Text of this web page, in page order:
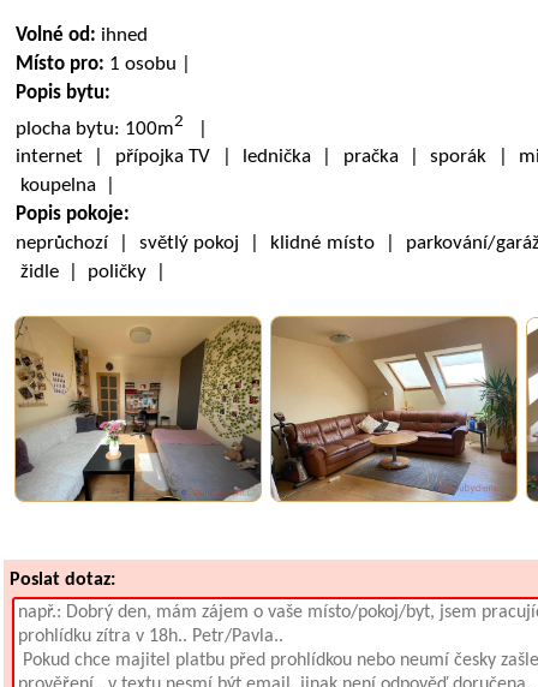
Volné od: ihned
Místo pro: 1 osobu |
Popis bytu:
plocha bytu: 100m2
internet | přípojka TV | lednička | pračka | sporák |
koupelna |
Popis pokoje:
neprůchozí | světlý pokoj | klidné místo | parkování/
židle | poličky |
Poslat dotaz: